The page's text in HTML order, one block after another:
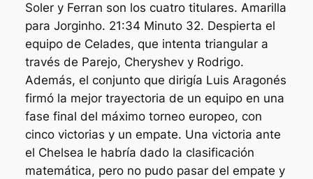
Soler y Ferran son los cuatro titulares. Amarilla
para Jorginho. 21:34 Minuto 32. Despierta el
equipo de Celades, que intenta triangular a
través de Parejo, Cheryshev y Rodrigo.
Además, el conjunto que dirigía Luis Aragonés
firmó la mejor trayectoria de un equipo en una
fase final del máximo torneo europeo, con
cinco victorias y un empate. Una victoria ante
el Chelsea le habría dado la clasificación
matemática, pero no pudo pasar del empate y